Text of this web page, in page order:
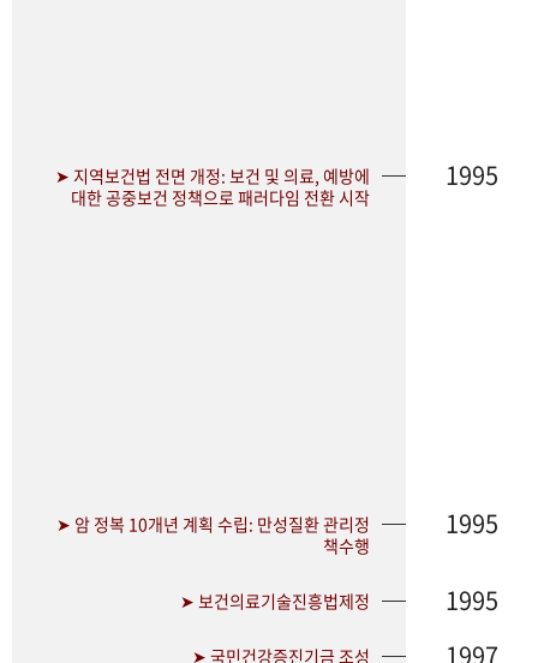
➤ 지역보건법 전면 개정: 보건 및 의료, 예방에
대한 공중보건 정책으로 패러다임 전환 시작
1995
➤ 암 정복 10개년 계획 수립: 만성질환 관리정
책수행
1995
➤ 보건의료기술진흥법제정 1995
➤ 국민건강증진기금 조성 1997